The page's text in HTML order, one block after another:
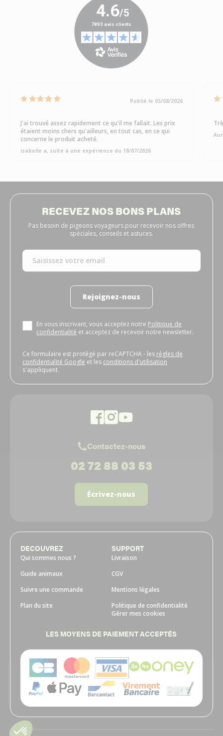
Publié le 05/08/2026
J'ai trouvé assez rapidement ce qu'il me fallait. Les prix
étaient moins chers qu'ailleurs, en tout cas, en ce qui
concerne le produit acheté.
isabelle a, suite à une expérience du 18/07/2026
RECEVEZ NOS BONS PLANS
Pas besoin de pigeons voyageurs pour recevoir nos offres
spéciales, conseils et astuces.
Rejoignez-nous
En vous inscrivant, vous acceptez notre Politique de
confidentialité et acceptez de recevoir notre newsletter.
Ce formulaire est protégé par reCAPTCHA - les règles de
confidentialité Google et les conditions d'utilisation
s'appliquent.
Contactez-nous
02 72 88 03 53
Écrivez-nous
DECOUVREZ
Qui sommes nous ?
Guide animaux
Suivre une commande
Plan du site
SUPPORT
Livraison
CGV
Mentions légales
Politique de confidentialité
Gérer mes cookies
LES MOYENS DE PAIEMENT ACCEPTÉS